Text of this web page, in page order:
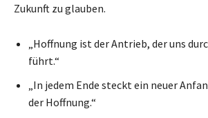
Zukunft zu glauben.
„Hoffnung ist der Antrieb, der uns
führt.“
„In jedem Ende steckt ein neuer
der Hoffnung.“